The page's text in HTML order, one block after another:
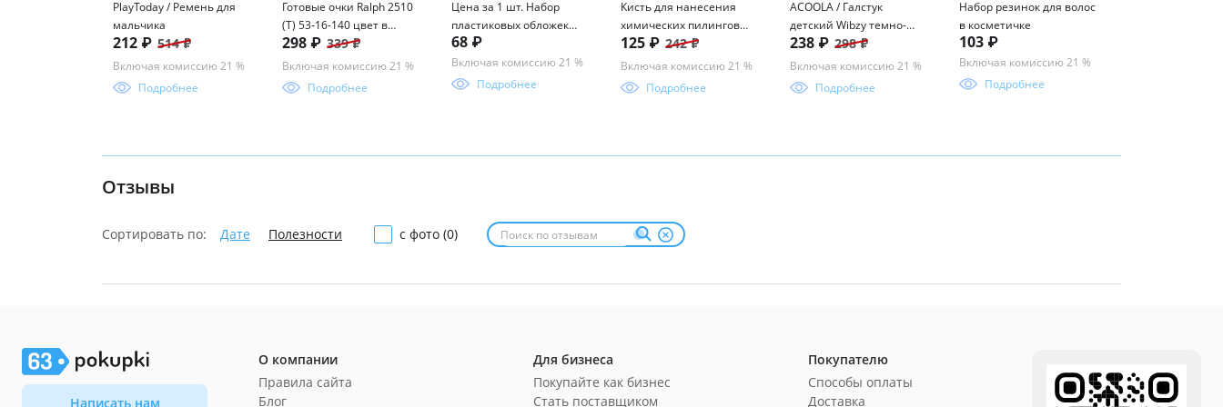
PlayToday / Ремень для
мальчика
212 ₽ 514 ₽
Включая комиссию 21 %
Подробнее
Готовые очки Ralph 2510
(Т) 53-16-140 цвет в
ассорименте
298 ₽ 339 ₽
Включая комиссию 21 %
Подробнее
Цена за 1 шт. Набор
пластиковых обложек
ErichKrause Fizzy Clear,
для тетрадей и
дневников, 212х347мм,
68 ₽
Включая комиссию 21 %
Подробнее
Кисть для нанесения
химических пилингов
веерная косметическая
125 ₽ 242 ₽
Включая комиссию 21 %
Подробнее
ACOOLA / Галстук
детский Wibzy темно-
синий
238 ₽ 298 ₽
Включая комиссию 21 %
Подробнее
Набор резинок для волос
в косметичке
103 ₽
Включая комиссию 21 %
Подробнее
Отзывы
Сортировать по: Дате Полезности с фото (0)
Написать нам
О компании
Правила сайта
Блог
Для бизнеса
Покупайте как бизнес
Стать поставщиком
Покупателю
Способы оплаты
Доставка